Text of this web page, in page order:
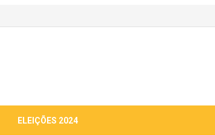
ELEIÇÕES 2024